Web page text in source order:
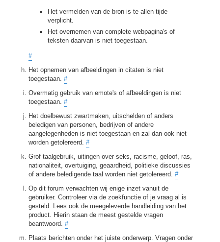
Het vermelden van de bron is te allen tijde
verplicht.
Het overnemen van complete webpagina's of
teksten daarvan is niet toegestaan.
#
Het opnemen van afbeeldingen in citaten is niet
toegestaan. #
Overmatig gebruik van emote's of afbeeldingen is niet
toegestaan. #
Het doelbewust zwartmaken, uitschelden of anders
beledigen van personen, bedrijven of andere
aangelegenheden is niet toegestaan en zal dan ook niet
worden getolereerd. #
Grof taalgebruik, uitingen over seks, racisme, geloof, ras,
nationaliteit, overtuiging, geaardheid, politieke discussies
of andere beledigende taal worden niet getolereerd. #
Op dit forum verwachten wij enige inzet vanuit de
gebruiker. Controleer via de zoekfunctie of je vraag al is
gesteld. Lees ook de meegeleverde handleiding van het
product. Hierin staan de meest gestelde vragen
beantwoord. #
Plaats berichten onder het juiste onderwerp. Vragen onder